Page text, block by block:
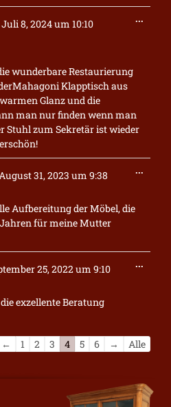
Juli 8, 2024um 10:10
wunderbare Restaurierung
Klapptisch aus
Glanz und die
man nur finden wenn man
Stuhl zum Sekretär ist wieder
...
31, 2023 um 9:38
Aufbereitung der Möbel, die
für meine Mutter
...
25, 2022um 9:10
exzellente Beratung
...
Navigation
← 1 2 3 4 5 6 → Alle